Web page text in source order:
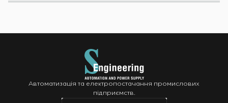
Автоматизація та електропостачання промислових
підприємств.